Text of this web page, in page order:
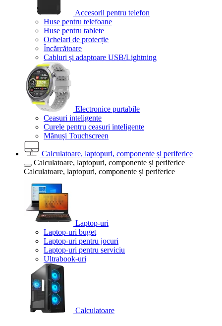
Accesorii pentru telefon
Huse pentru telefoane
Huse pentru tablete
Ochelari de protecție
Încărcătoare
Cabluri și adaptoare USB/Lightning
Electronice purtabile
Ceasuri inteligente
Curele pentru ceasuri inteligente
Mănuși Touchscreen
Calculatoare, laptopuri, componente și periferice
Calculatoare, laptopuri, componente și periferice
Calculatoare, laptopuri, componente și periferice
Laptop-uri
Laptop-uri buget
Laptop-uri pentru jocuri
Laptop-uri pentru serviciu
Ultrabook-uri
Calculatoare